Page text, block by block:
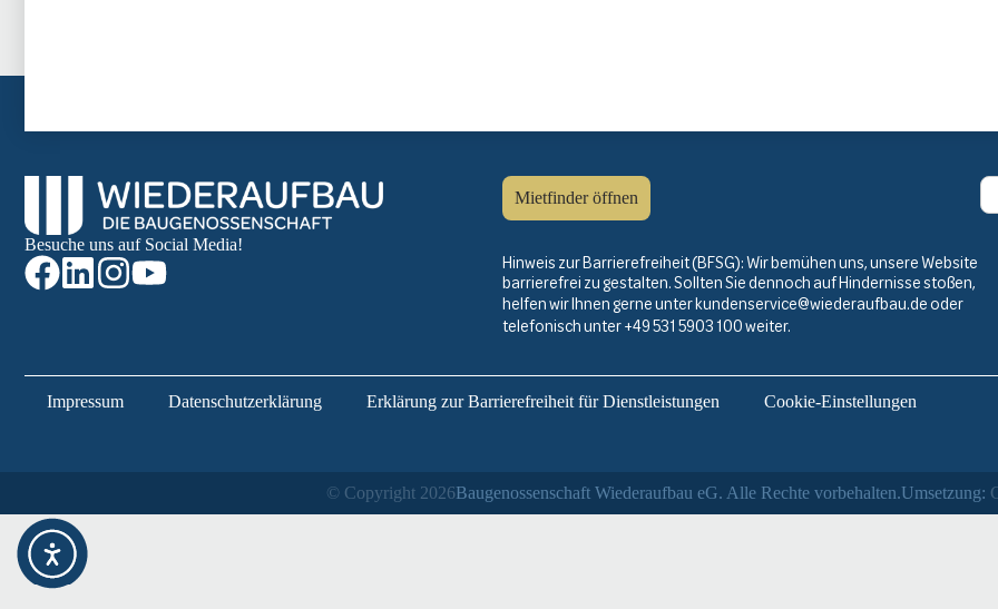
Mietfinder öffnen
Besuche uns auf Social Media!
Hinweis zur Barrierefreiheit (BFSG): Wir bemühen uns, unsere Website
barrierefrei zu gestalten. Sollten Sie dennoch auf Hindernisse stoßen,
helfen wir Ihnen gerne unterkundenservice@wiederaufbau.de oder
telefonisch unter+49 531 5903 100weiter.
Impressum Datenschutzerklärung Erklärung zur Barrierefreiheit für Dienstleistungen Cookie-Einstellungen
© Copyright 2026Baugenossenschaft Wiederaufbau eG. Alle Rechte vorbehalten.Umsetzung:
Weitere Informationen über den gesperrten Inhalt.